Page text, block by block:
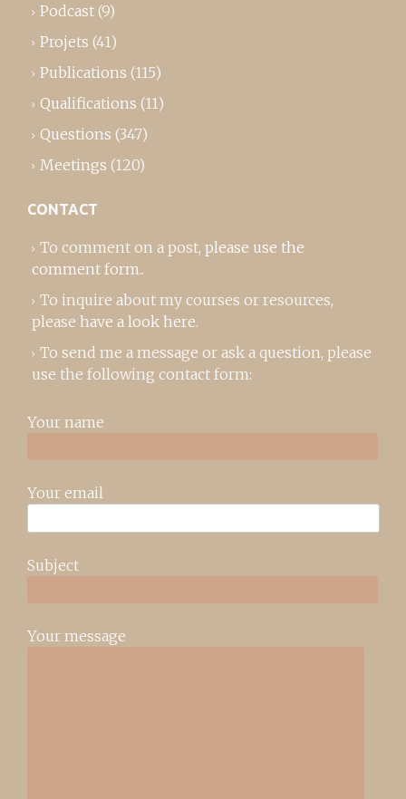
Podcast (9)
Projets (41)
Publications (115)
Qualifications (11)
Questions (347)
Meetings (120)
CONTACT
To comment on a post, please use the
comment form..
To inquire about my courses or resources,
please have a look here.
To send me a message or ask a question, please
use the following contact form:
Your name
Your email
Subject
Your message